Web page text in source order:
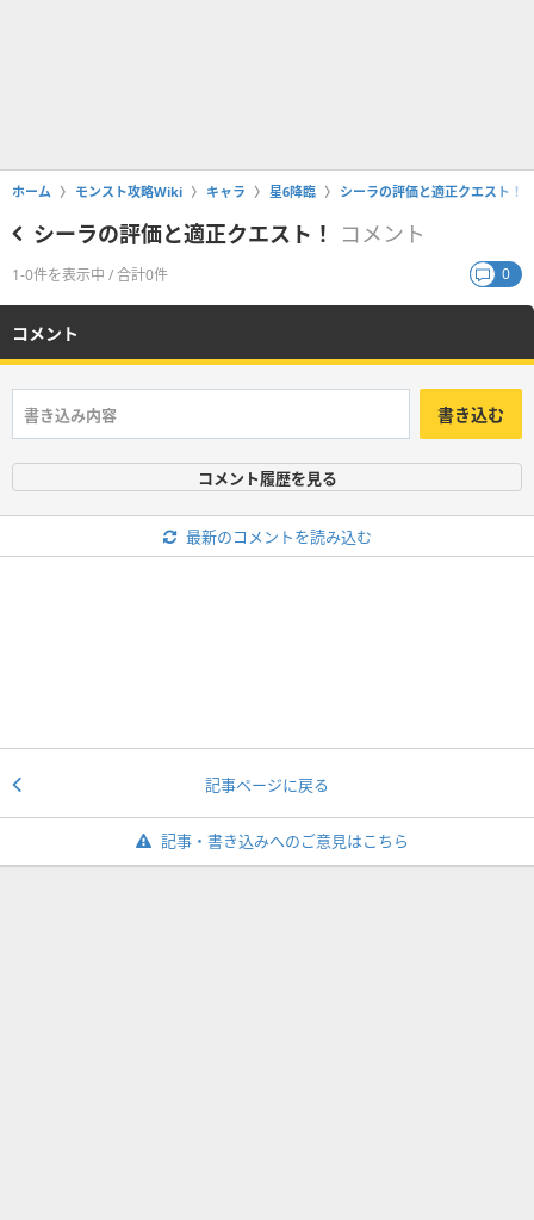
ホーム モンスト攻略Wiki キャラ 星6降臨 シーラの評価と適正クエスト！
シーラの評価と適正クエスト！ コメント
1-0件を表示中 / 合計0件 0
コメント
書き込む
コメント履歴を見る
最新のコメントを読み込む
記事ページに戻る
記事・書き込みへのご意見はこちら